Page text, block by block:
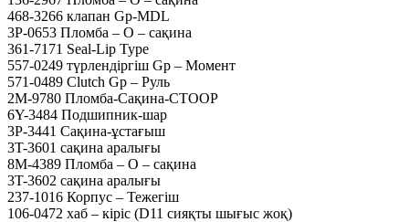
468-3266 клапан Gp-MDL
3P-0653 Пломба – O – сақина
361-7171 Seal-Lip Type
557-0249 түрлендіргіш Gp – Момент
571-0489 Clutch Gp – Руль
2M-9780 Пломба-Сақина-СТООР
6Y-3484 Подшипник-шар
3P-3441 Сақина-ұстағыш
3T-3601 сақина аралығы
8M-4389 Пломба – O – сақина
3T-3602 сақина аралығы
237-1016 Корпус – Тежегіш
106-0472 хаб – кіріс (D11 сияқты шығыс жоқ)